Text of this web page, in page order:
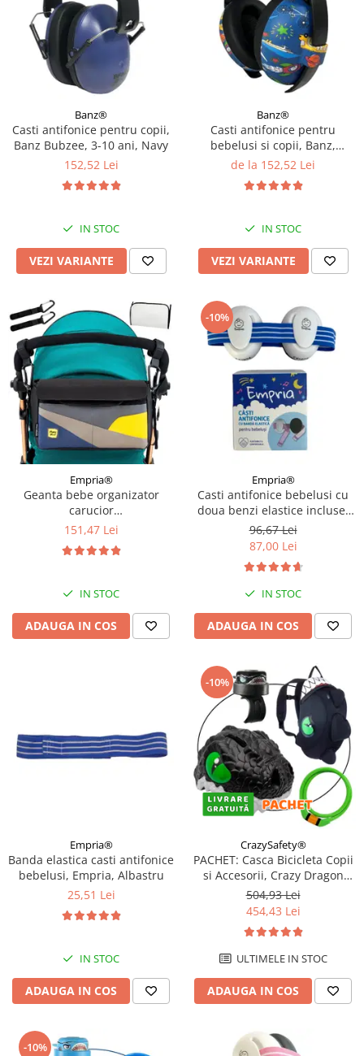
Banz®
Casti antifonice pentru copii,
Banz Bubzee, 3-10 ani, Navy
152,52 Lei
IN STOC
VEZI VARIANTE
Banz®
Casti antifonice pentru
bebelusi si copii, Banz,
Bubzee, 3-36 luni, Diverse
de la 152,52 Lei
IN STOC
VEZI VARIANTE
Empria®
Geanta bebe organizator
carucior
bebelusi, 36x21x11 cm
151,47 Lei
IN STOC
ADAUGA IN COS
-10%
Empria®
Casti antifonice bebelusi cu
doua benzi elastice incluse,
roz si albastru, Empria
96,67 Lei
87,00 Lei
IN STOC
ADAUGA IN COS
Empria®
Banda elastica casti antifonice
bebelusi, Empria, Albastru
25,51 Lei
IN STOC
ADAUGA IN COS
-10%
CrazySafety®
PACHET: Casca Bicicleta Copii
si Accesorii, Crazy Dragon
Negru
504,93 Lei
454,43 Lei
ULTIMELE IN STOC
ADAUGA IN COS
-10%